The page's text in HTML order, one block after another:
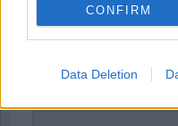
CONFIRM
Data Deletion
Facebook
Stöd Para§raf –